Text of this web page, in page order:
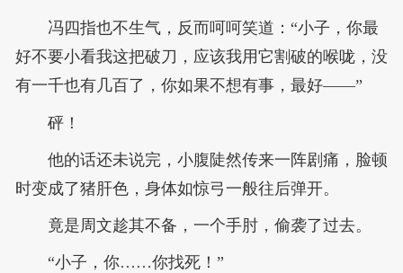
冯四指也不生气，反而呵呵笑道：“小子，你最
好不要小看我这把破刀，应该我用它割破的喉咙，没
有一千也有几百了，你如果不想有事，最好——”
砰！
他的话还未说完，小腹陡然传来一阵剧痛，脸顿
时变成了猪肝色，身体如惊弓一般往后弹开。
竟是周文趁其不备，一个手肘，偷袭了过去。
“小子，你……你找死！”